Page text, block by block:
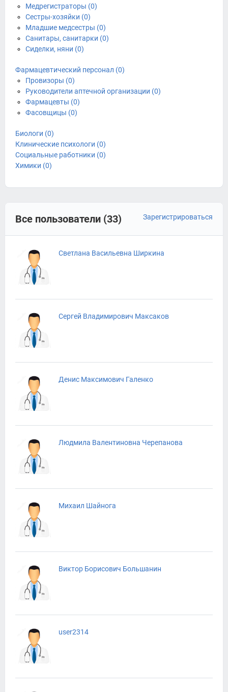
Медрегистраторы (0)
Сестры-хозяйки (0)
Младшие медсестры (0)
Санитары, санитарки (0)
Сиделки, няни (0)
Фармацевтический персонал (0)
Провизоры (0)
Руководители аптечной организации (0)
Фармацевты (0)
Фасовщицы (0)
Биологи (0)
Клинические психологи (0)
Социальные работники (0)
Химики (0)
Все пользователи (33) Зарегистрироваться
Светлана Васильевна Ширкина
Сергей Владимирович Максаков
Денис Максимович Галенко
Людмила Валентиновна Черепанова
Михаил Шайнога
Виктор Борисович Большанин
user2314